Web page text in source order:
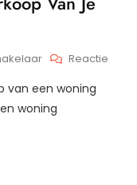
Reactie
van een woning
woning